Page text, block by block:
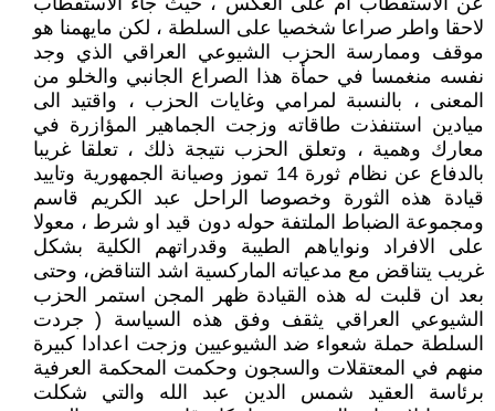
لاحقا واطر صراعا شخصيا على السلطة ، لكن مايهمنا هو
موقف وممارسة الحزب الشيوعي العراقي الذي وجد
نفسه منغمسا في حمأة هذا الصراع الجانبي والخلو من
المعنى ، بالنسبة لمرامي وغايات الحزب ، واقتيد الى
ميادين استنفذت طاقاته وزجت الجماهير المؤازرة في
معارك وهمية ، وتعلق الحزب نتيجة ذلك ، تعلقا غريبا
بالدفاع عن نظام ثورة 14 تموز وصيانة الجمهورية وتاييد
قيادة هذه الثورة وخصوصا الراحل عبد الكريم قاسم
ومجموعة الضباط الملتفة حوله دون قيد او شرط ، معولا
على الافراد ونواياهم الطيبة وقدراتهم الكلية بشكل
غريب يتناقض مع مدعياته الماركسية اشد التناقض، وحتى
بعد ان قلبت له هذه القيادة ظهر المجن استمر الحزب
الشيوعي العراقي يثقف وفق هذه السياسة ( جردت
السلطة حملة شعواء ضد الشيوعيين وزجت اعدادا كبيرة
منهم في المعتقلات والسجون وحكمت المحكمة العرفية
برئاسة العقيد شمس الدين عبد الله والتي شكلت